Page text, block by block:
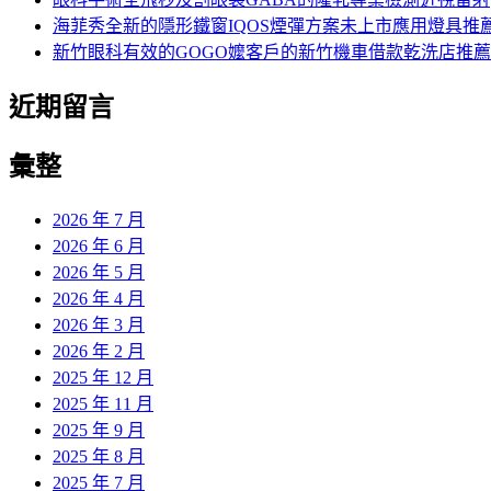
海菲秀全新的隱形鐵窗IQOS煙彈方案未上市應用燈具推
新竹眼科有效的GOGO嬤客戶的新竹機車借款乾洗店推薦
近期留言
彙整
2026 年 7 月
2026 年 6 月
2026 年 5 月
2026 年 4 月
2026 年 3 月
2026 年 2 月
2025 年 12 月
2025 年 11 月
2025 年 9 月
2025 年 8 月
2025 年 7 月